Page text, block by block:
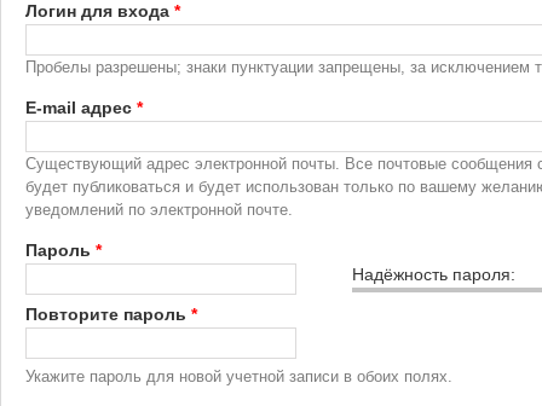
Логин для входа *
Пробелы разрешены; знаки пунктуации запрещены, за исключением
E-mail адрес *
Существующий адрес электронной почты. Все почтовые сообщения
будет публиковаться и будет использован только по вашему
уведомлений по электронной почте.
Надёжность пароля:
Пароль *
Повторите пароль *
Укажите пароль для новой учетной записи в обоих полях.